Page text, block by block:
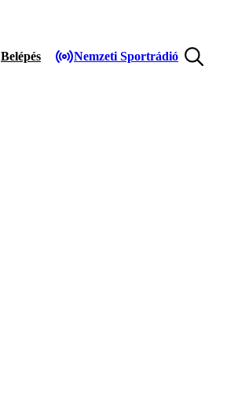
Belépés Nemzeti Sportrádió